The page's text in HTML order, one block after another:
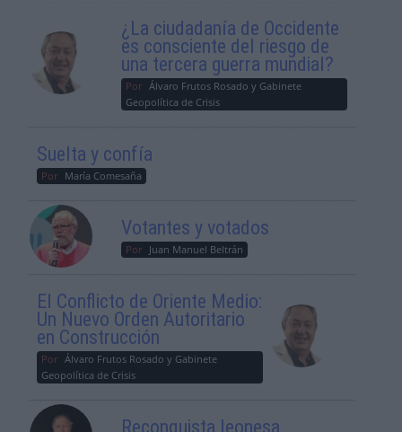
¿La ciudadanía de Occidente
es consciente del riesgo de
una tercera guerra mundial?
Por Álvaro Frutos Rosado y Gabinete
Geopolítica de Crisis
Suelta y confía
Por María Comesaña
Votantes y votados
Por Juan Manuel Beltrán
El Conflicto de Oriente Medio:
Un Nuevo Orden Autoritario
en Construcción
Por Álvaro Frutos Rosado y Gabinete
Geopolítica de Crisis
Reconquista leonesa